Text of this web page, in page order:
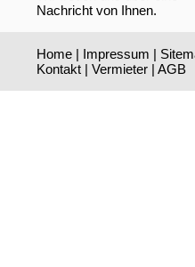
Nachricht von Ihnen.
Home | Impressum |
Kontakt | Vermieter | AGB